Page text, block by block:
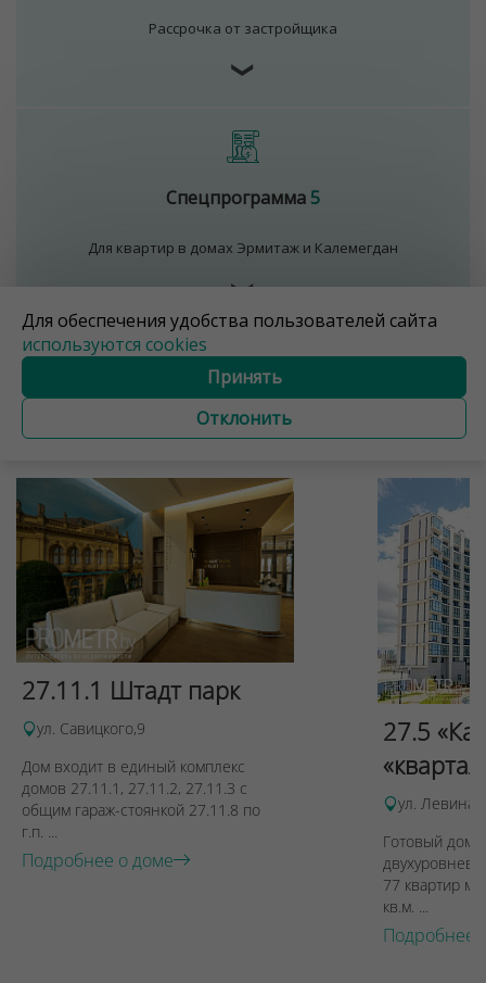
Рассрочка от застройщика
❯
Спецпрограмма5
Для квартир в домах Эрмитаж и Калемегдан
❯
Все дома в «Минск
Мир»
27.11.1 Штадт парк
ул. Савицкого,9
Дом входит в единый комплекс
домов 27.11.1, 27.11.2, 27.11.3 с
общим гараж-стоянкой 27.11.8 по
г.п. ...
Подробнее о доме
27.5
ул. Левина,
Готовый дом
77 квартир
кв.м. ...
Подробнее
Для обеспечения удобства пользователей сайта
используются cookies
Принять
Отклонить